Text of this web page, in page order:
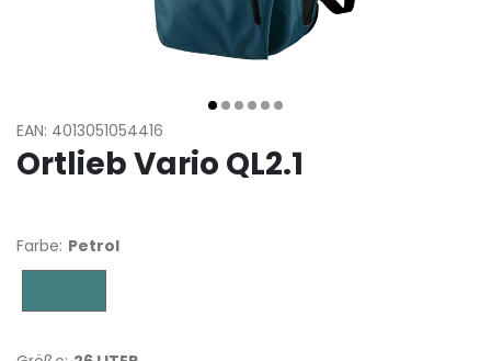
EAN: 4013051054416
Ortlieb Vario QL2.1
Farbe: Petrol